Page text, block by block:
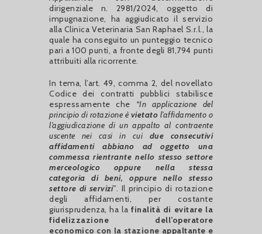
dirigenziale n. 2981/2024, oggetto di
impugnazione, ha aggiudicato il servizio
alla Clinica Veterinaria San Raphael S.r.l., la
quale ha conseguito un punteggio tecnico
pari a 100 punti, a fronte degli 81,794 punti
attribuiti alla ricorrente.
In tema, l’art. 49, comma 2, del novellato
Codice dei contratti pubblici stabilisce
espressamente che “In applicazione del
principio di rotazione è vietato l’affidamento o
l’aggiudicazione di un appalto al contraente
uscente nei casi in cui due consecutivi
affidamenti abbiano ad oggetto una
commessa rientrante nello stesso settore
merceologico oppure nella stessa
categoria di beni, oppure nello stesso
settore di servizi”. Il principio di rotazione
degli affidamenti, per costante
giurisprudenza, ha la finalità di evitare la
fidelizzazione dell’operatore
economico con la stazione appaltante e